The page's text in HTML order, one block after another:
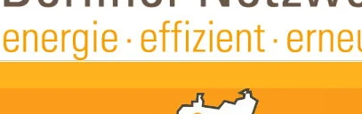
erhält Förderung bis 2017
Management des Technologieparks Adlershof ist